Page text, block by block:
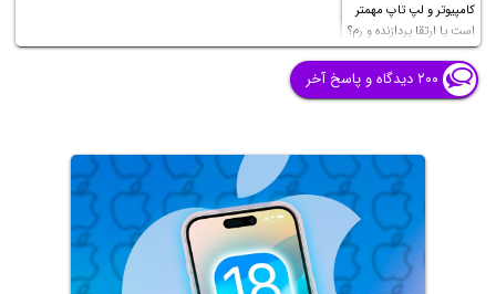
کامپیوتر و لپ تاپ مهمتر
است یا ارتقا پردازنده و رم؟
۲۰۰ دیدگاه و پاسخ آخر